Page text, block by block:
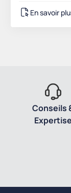
En savoir
Conseils
Expertise